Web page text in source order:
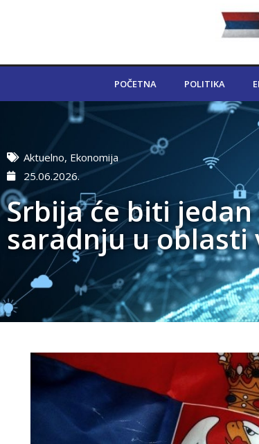
POČETNA POLITIKA
Aktuelno, Ekonomija
25.06.2026.
Srbija će biti
saradnju u oblasti